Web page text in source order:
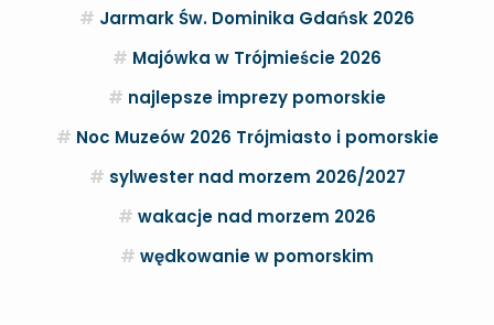
Jarmark Św. Dominika Gdańsk 2026
Majówka w Trójmieście 2026
najlepsze imprezy pomorskie
Noc Muzeów 2026 Trójmiasto i pomorskie
sylwester nad morzem 2026/2027
wakacje nad morzem 2026
wędkowanie w pomorskim